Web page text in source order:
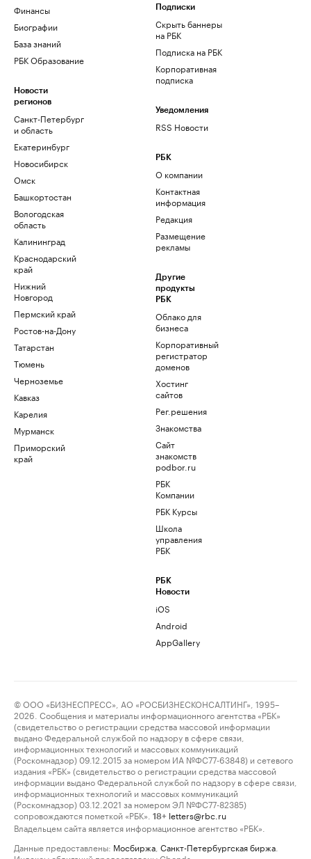
Финансы
Биографии
База знаний
РБК Образование
Новости
регионов
Санкт-Петербург
и область
Екатеринбург
Новосибирск
Омск
Башкортостан
Вологодская
область
Калининград
Краснодарский
край
Нижний
Новгород
Пермский край
Ростов-на-Дону
Татарстан
Тюмень
Черноземье
Кавказ
Карелия
Мурманск
Приморский
край
Подписки
Скрыть баннеры
на РБК
Подписка на РБК
Корпоративная
подписка
Уведомления
RSS Новости
РБК
О компании
Контактная
информация
Редакция
Размещение
рекламы
Другие
продукты
РБК
Облако для
бизнеса
Корпоративный
регистратор
доменов
Хостинг
сайтов
Рег.решения
Знакомства
Сайт
знакомств
podbor.ru
РБК
Компании
РБК Курсы
Школа
управления
РБК
РБК
Новости
iOS
Android
AppGallery
© ООО «БИЗНЕСПРЕСС», АО «РОСБИЗНЕСКОНСАЛТИНГ», 1995–
2026. Сообщения и материалы информационного агентства «РБК»
(свидетельство о регистрации средства массовой информации
выдано Федеральной службой по надзору в сфере связи,
информационных технологий и массовых коммуникаций
(Роскомнадзор) 09.12.2015 за номером ИА №ФС77-63848) и сетевого
издания «РБК» (свидетельство о регистрации средства массовой
информации выдано Федеральной службой по надзору в сфере связи,
информационных технологий и массовых коммуникаций
(Роскомнадзор) 03.12.2021 за номером ЭЛ №ФС77-82385)
сопровождаются пометкой «РБК».
18+ letters@rbc.ru
Владельцем сайта является информационное агентство «РБК».
Данные предоставлены: Мосбиржа Санкт-Петербургская биржа